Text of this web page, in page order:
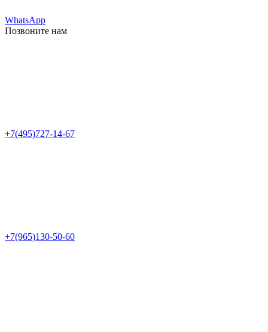
WhatsApp
Позвоните нам
+7(495)727-14-67
+7(965)130-50-60